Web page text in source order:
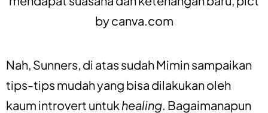
bycanva.com
Nah, Sunners, di atas sudah Mimin sampaikan
tips-tips mudah yang bisa dilakukan oleh
kaum introvert untuk healing. Bagaimanapun